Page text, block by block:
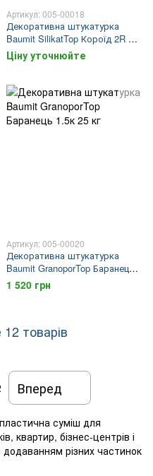
Артикул: 005-00018
Декоративна штукатурка
Baumit SilikatTop Короїд 2R 25
кг
Ціну уточнюйте
Артикул: 005-00020
Декоративна штукатурка
Baumit GranoporTop Баранець
1.5к 25 кг
1 520 грн
товарів
Вперед
суміш для
квартир, бізнес-центрів і
різних частинок